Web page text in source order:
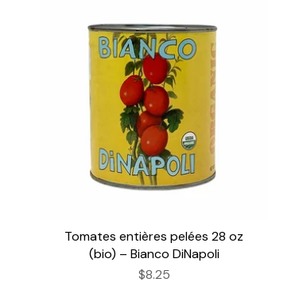
Tomates entières pelées 28 oz
(bio) – Bianco DiNapoli
$8.25